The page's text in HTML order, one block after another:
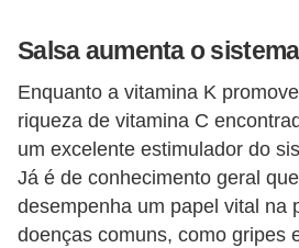
Salsa aumenta o
Enquanto a vitamina K
riqueza de vitamina C
um excelente estimulador do
Já é de conhecimento geral
desempenha um papel vital na
doenças comuns, como gripes